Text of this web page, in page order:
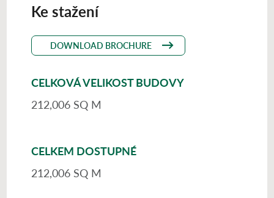
Ke stažení
DOWNLOAD BROCHURE
CELKOVÁ VELIKOST BUDOVY
212,006 SQ M
CELKEM DOSTUPNÉ
212,006 SQ M